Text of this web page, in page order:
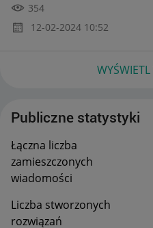
354
‎12-02-2024 10:52
Publiczne statystyki
Łączna liczba
zamieszczonych
wiadomości
Liczba stworzonych
rozwiązań